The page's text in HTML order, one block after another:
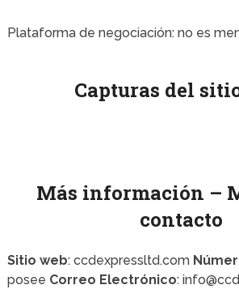
Plataforma de negociación: no es
Capturas del
Más información –
contacto
Sitio web: ccdexpressltd.com
posee Correo Electrónico: